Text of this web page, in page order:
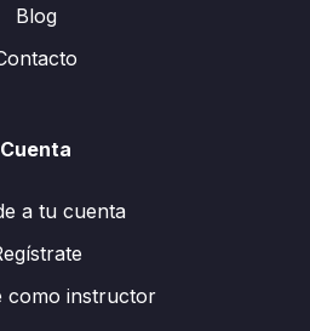
Blog
Cuenta
a tu cuenta
como instructor